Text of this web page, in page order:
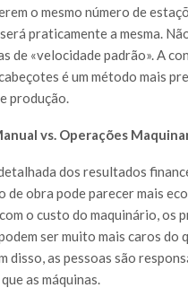
o mesmo número de
praticamente a mesma.
de «velocidade padrão». A
é um método mais
produção.
vs. Operações
dos resultados
de obra pode parecer mais
o custo do maquinário, os
ser muito mais caros do
disso, as pessoas são
as máquinas.